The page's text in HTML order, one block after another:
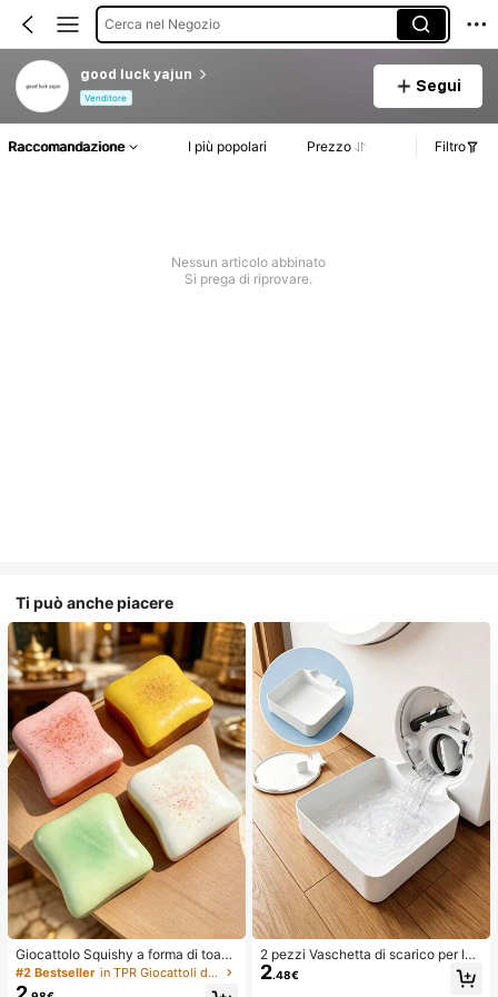
Cerca nel Negozio
good luck yajun
Venditore
Segui
Raccomandazione I più popolari Prezzo Filtro
Nessun articolo abbinato
Si prega di riprovare.
Ti può anche piacere
Giocattolo Squishy a forma di toast
extra large, super morbido, giocattol
o antistress a forma di toast al burr
#2 Bestseller in TPR Giocattoli divertenti e novità per adolesce
2 pezzi Vaschetta di scarico per lav
atrice, Tappetino di protezione imp
ermeabile per pavimento della lava
2.48€